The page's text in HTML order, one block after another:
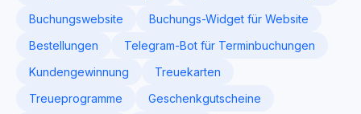
Buchungswebsite
Buchungs-Widget für Website
Bestellungen
Telegram-Bot für Terminbuchungen
Kundengewinnung
Treuekarten
Treueprogramme
Geschenkgutscheine